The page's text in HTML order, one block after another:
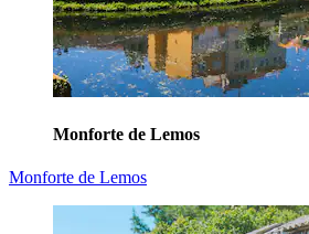
Monforte de Lemos
Monforte de Lemos